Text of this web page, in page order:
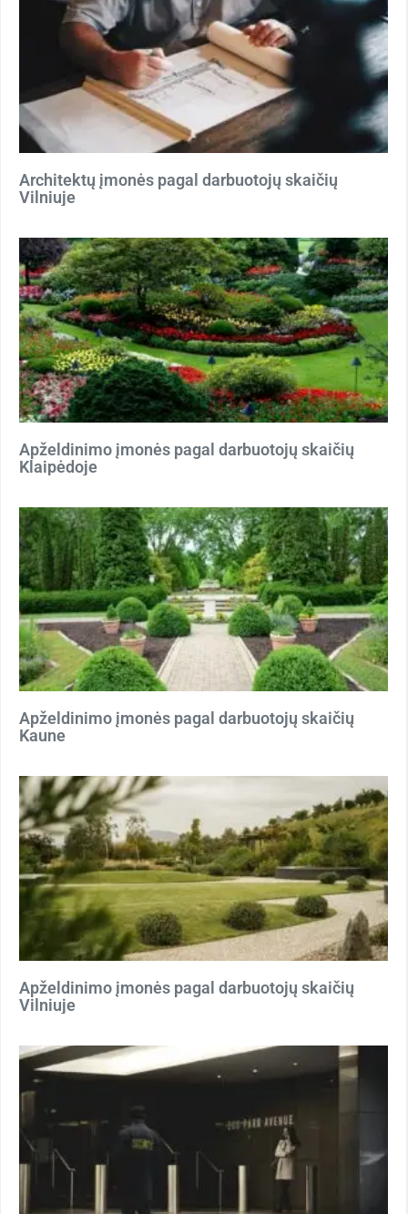
Architektų įmonės pagal darbuotojų skaičių
Vilniuje
Apželdinimo įmonės pagal darbuotojų skaičių
Klaipėdoje
Apželdinimo įmonės pagal darbuotojų skaičių
Kaune
Apželdinimo įmonės pagal darbuotojų skaičių
Vilniuje